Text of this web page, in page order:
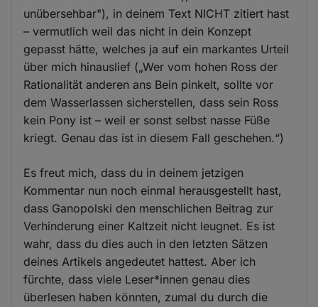
unübersehbar"), in deinem Text NICHT zitiert hast
– vermutlich weil das nicht in dein Konzept
gepasst hätte, welches ja auf ein markantes Urteil
über mich hinauslief („Wer vom hohen Ross der
Rationalität anderen ans Bein pinkelt, sollte vor
dem Wasserlassen sicherstellen, dass sein Ross
kein Pony ist – weil er sonst selbst nasse Füße
kriegt. Genau das ist in diesem Fall geschehen.“)
Es freut mich, dass du in deinem jetzigen
Kommentar nun noch einmal herausgestellt hast,
dass Ganopolski den menschlichen Beitrag zur
Verhinderung einer Kaltzeit nicht leugnet. Es ist
wahr, dass du dies auch in den letzten Sätzen
deines Artikels angedeutet hattest. Aber ich
fürchte, dass viele Leser*innen genau dies
überlesen haben könnten, zumal du durch die